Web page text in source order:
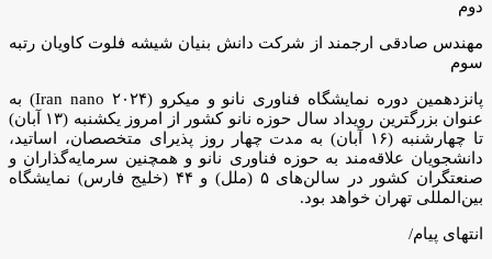
دوم
مهندس صادقی ارجمند از شرکت دانش بنیان شیشه فلوت کاویان رتبه
سوم
پانزدهمین دوره نمایشگاه فناوری نانو و میکرو (Iran nano ۲۰۲۴) به
عنوان بزرگترین رویداد سال حوزه نانو کشور از امروز یکشنبه (۱۳ آبان)
تا چهارشنبه (۱۶ آبان) به مدت چهار روز پذیرای متخصصان، اساتید،
دانشجویان علاقه‌مند به حوزه فناوری نانو و همچنین سرمایه‌گذاران و
صنعتگران کشور در سالن‌های ۵ (ملل) و ۴۴ (خلیج فارس) نمایشگاه
بین‌المللی تهران خواهد بود.
انتهای پیام/